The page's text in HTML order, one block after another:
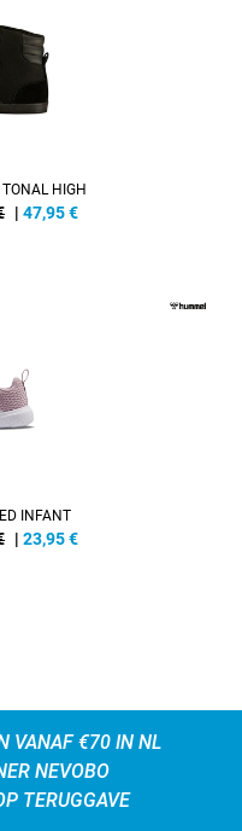
HIGH
| 47,95€
INFANT
| 23,95€
VANAF €70 IN NL
NEVOBO
TERUGGAVE